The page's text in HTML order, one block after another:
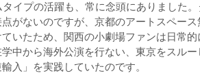
イプの活躍も、常に念頭にありました
がないのですが、京都のアートスペー
いたため、関西の小劇場ファンは日常
中から海外公演を行ない、東京をスル
入」を実践していたのです。